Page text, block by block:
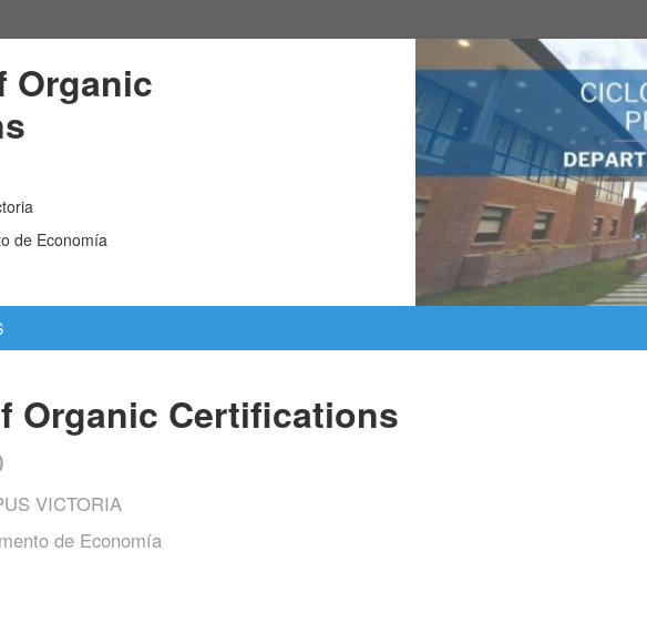
Organic
de Economía
Organic Certifications
VICTORIA
de Economía